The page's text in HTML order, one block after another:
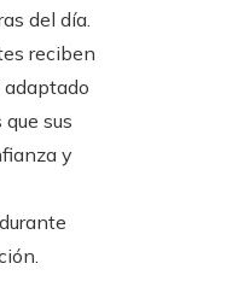
del día.
reciben
sus
y